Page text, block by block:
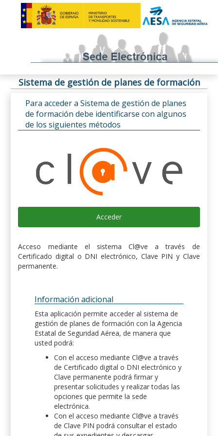
Sistema de gestión de planes de formación
Para acceder a Sistema de gestión de planes
de formación debe identificarse con algunos
de los siguientes métodos
Acceder
Acceso mediante el sistema Cl@ve a través de
Certificado digital o DNI electrónico, Clave PIN y Clave
permanente.
Información adicional
Esta aplicación permite acceder al sistema de
gestión de planes de formación con la Agencia
Estatal de Seguridad Aérea, de manera que
usted podrá:
Con el acceso mediante Cl@ve a través
de Certificado digital o DNI electrónico y
Clave permanente podrá firmar y
presentar solicitudes y realizar todas las
opciones que permite la sede
electrónica.
Con el acceso mediante Cl@ve a través
de Clave PIN podrá consultar el estado